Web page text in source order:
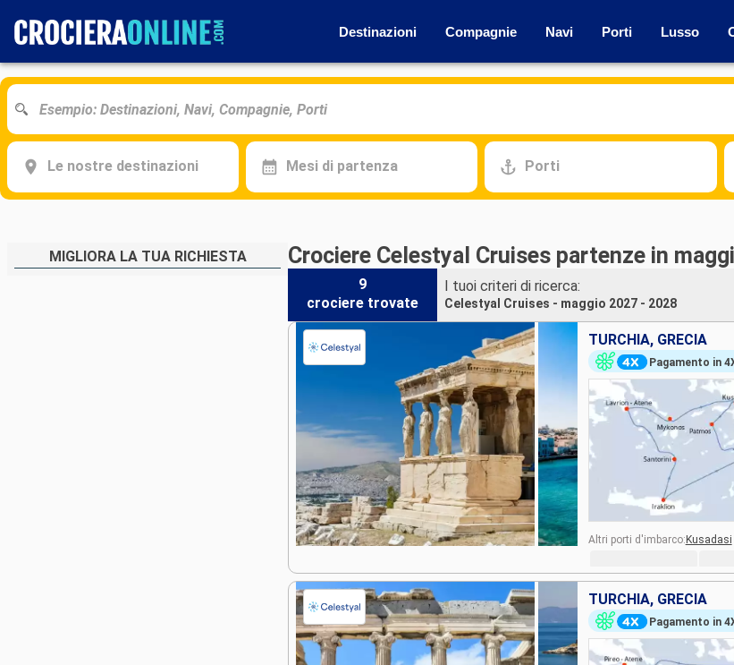
Destinazioni Compagnie Navi Porti Lusso
Le nostre destinazioni Mesi di partenza Porti
MIGLIORA LA TUA RICHIESTA Crociere Celestyal Cruises partenze in
9
crociere trovate
I tuoi criteri di ricerca:
Celestyal Cruises - maggio 2027 - 2028
TURCHIA, GRECIA
Pagamento in
Altri porti d'imbarco:Kusadasi
TURCHIA, GRECIA
Pagamento in